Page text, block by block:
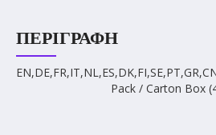
ΠΕΡΙΓΡΑΦΉ
Pack / Carton Box